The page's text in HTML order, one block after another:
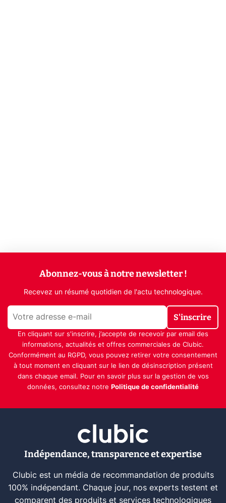
Abonnez-vous à notre newsletter !
Recevez un résumé quotidien de l'actu technologique.
S'inscrire
En cliquant sur s'inscrire, j’accepte de recevoir par email des
informations, actualités et offres commerciales de Clubic.
Conformément au RGPD, vous pouvez retirer votre consentement
à tout moment en cliquant sur le lien de désinscription présent
dans chaque email. Pour en savoir plus sur la gestion de vos
données, consultez notre Politique de confidentialité
Indépendance, transparence et expertise
Clubic est un média de recommandation de produits
100% indépendant. Chaque jour, nos experts testent et
comparent des produits et services technologiques